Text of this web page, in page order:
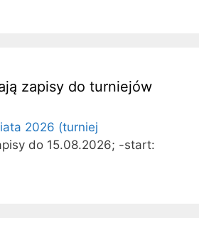
zapisy do turniejów
2026 (turniej
do 15.08.2026; -start: